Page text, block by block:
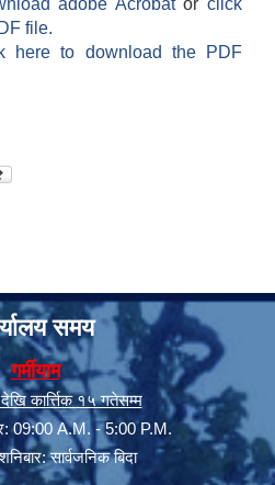
adobe Acrobatorclick
file.
here to download the PDF
समय
गर्मीयाम
कार्त्तिक १५ गतेसम्म
09:00 A.M. - 5:00 P.M.
सार्वजनिक बिदा